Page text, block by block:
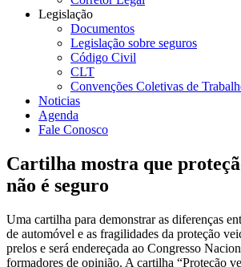
Legislação
Documentos
Legislação sobre seguros
Código Civil
CLT
Convenções Coletivas de
Noticias
Agenda
Fale Conosco
Cartilha mostra que
não é seguro
Uma cartilha para demonstrar as diferenças
de automóvel e as fragilidades da proteção
prelos e será endereçada ao Congresso
formadores de opinião. A cartilha “Proteção